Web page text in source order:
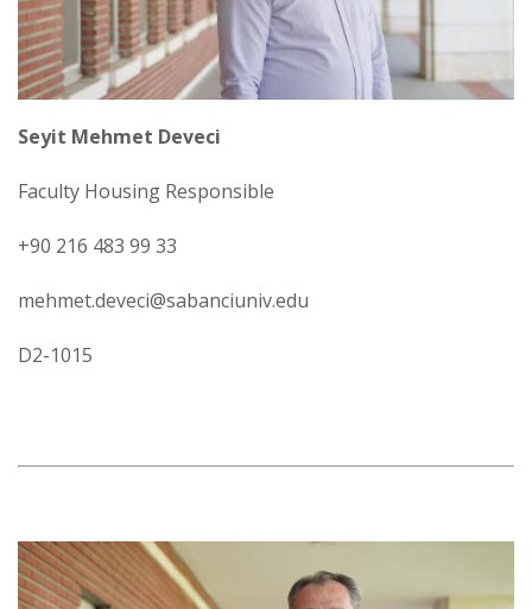
Seyit Mehmet Deveci
Faculty Housing Responsible
+90 216 483 99 33
mehmet.deveci@sabanciuniv.edu
D2-1015
Görsel